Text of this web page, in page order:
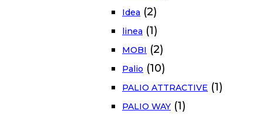
Idea (2)
linea (1)
MOBI (2)
Palio (10)
PALIO ATTRACTIVE (1)
PALIO WAY (1)